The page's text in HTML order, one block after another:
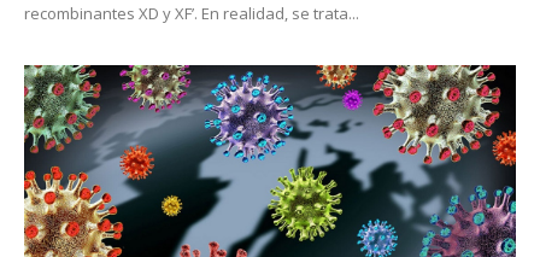
recombinantes XD y XF’. En realidad, se trata...